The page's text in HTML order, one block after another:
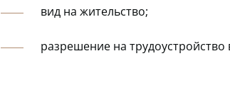
вид на жительство;
разрешение на трудоустройство